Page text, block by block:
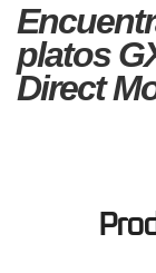
platos
Direct